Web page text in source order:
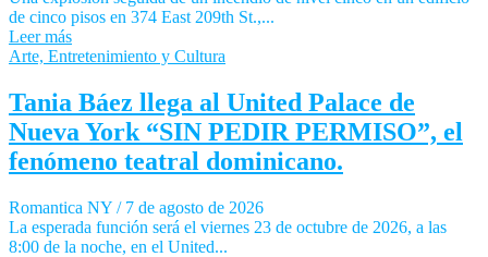
de cinco pisos en 374 East 209th St.,...
Leer más
Arte, Entretenimiento y Cultura
Tania Báez llega al United Palace de
Nueva York “SIN PEDIR PERMISO”, el
fenómeno teatral dominicano.
Romantica NY / 7 de agosto de 2026
La esperada función será el viernes 23 de octubre de 2026, a las
8:00 de la noche, en el United...